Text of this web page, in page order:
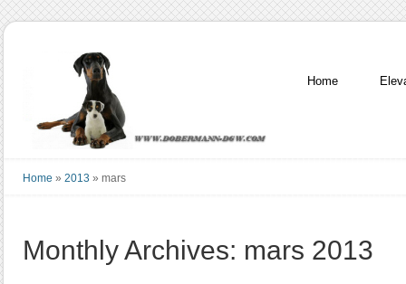
Home
Home » 2013 » mars
Monthly Archives: mars 2013